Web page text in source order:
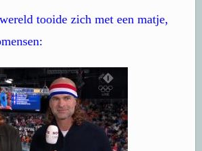
tooide zich met een matje,